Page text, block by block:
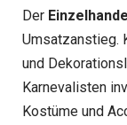
Der
Umsatzanstieg.
und
Karnevalisten
Kostüme und